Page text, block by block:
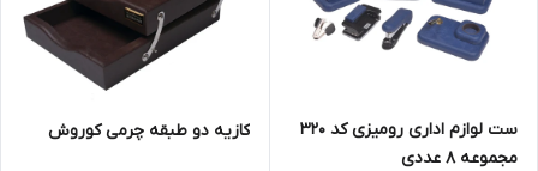
ست لوازم اداری رومیزی کد ۳۲۰
مجموعه ۸ عددی
کازیه دو طبقه چرمی کوروش